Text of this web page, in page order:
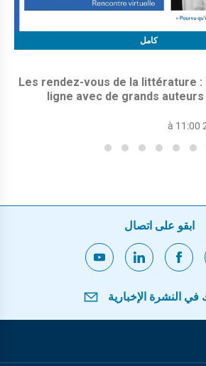
كامل
Les rendez-vous de la littérature
ligne avec de grands
ابقو على اتصال
في النشرة الإخبارية